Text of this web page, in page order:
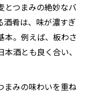
とつまみの絶妙なバ
酒肴は、味が濃すぎ
本。例えば、板わさ
酒とも良く合い、
まみの味わいを重ね